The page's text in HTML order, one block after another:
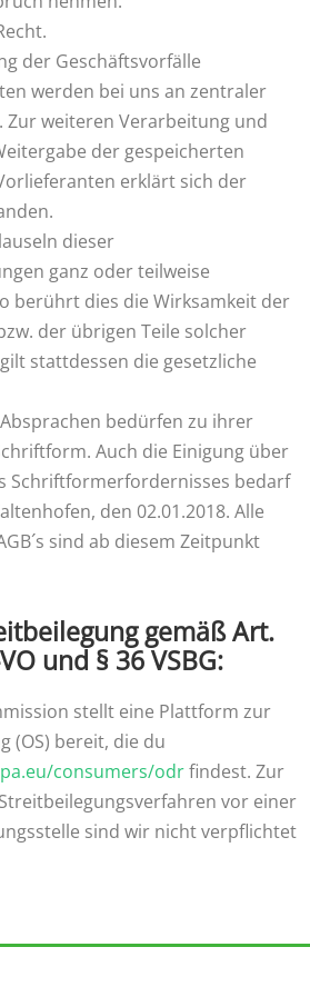
der Geschäftsvorfälle
werden bei uns an zentraler
Zur weiteren Verarbeitung und
der gespeicherten
erklärt sich der
dieser
ganz oder teilweise
berührt dies die Wirksamkeit der
der übrigen Teile solcher
stattdessen die gesetzliche
bedürfen zu ihrer
Auch die Einigung über
Schriftformerfordernisses bedarf
den 02.01.2018. Alle
sind ab diesem Zeitpunkt
gemäß Art.
und § 36 VSBG:
stellt eine Plattform zur
(OS) bereit, die du
consumers/odrfindest. Zur
vor einer
sind wir nicht verpflichtet